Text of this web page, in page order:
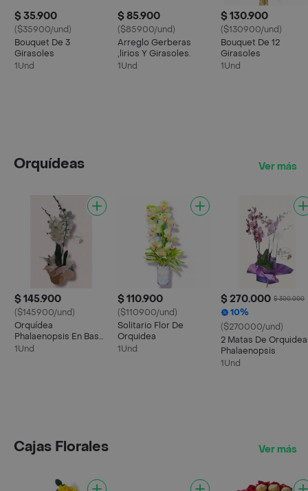
$ 35.900
($35900/und)
Bouquet De 3
Girasoles
1Und
$ 85.900
($85900/und)
Arreglo Gerberas
,lirios Y Girasoles.
1Und
$ 130.900
($130900/und)
Bouquet De 12
Girasoles
1Und
Orquídeas Ver más
$ 145.900
($145900/und)
Orquídea
Phalaenopsis En Base
De Madera
1Und
$ 110.900
($110900/und)
Solitario Flor De
Orquidea
1Und
$ 270.000 $ 300.000
10%
($270000/und)
2 Matas De
Phalaenopsis
1Und
Cajas Florales Ver más